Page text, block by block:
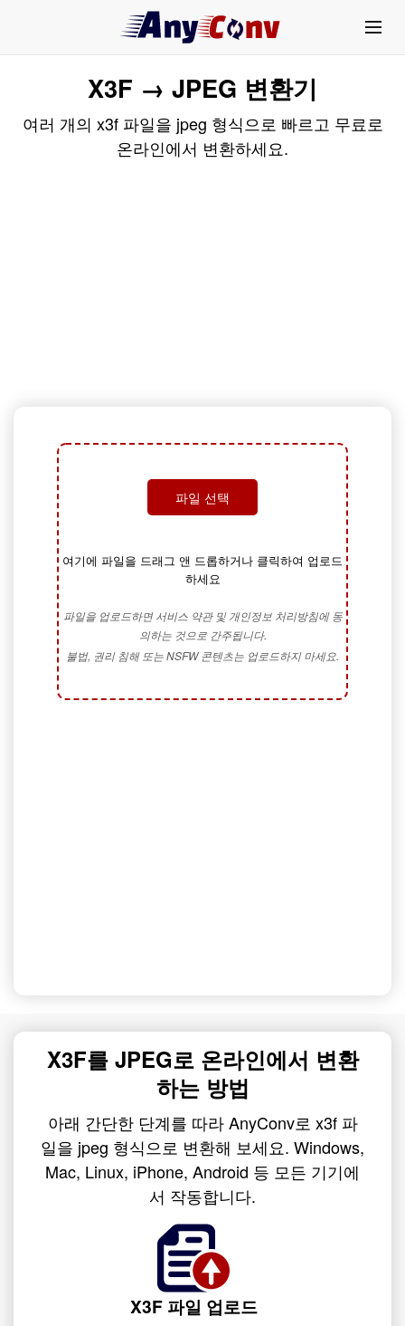
X3F → JPEG 변환기
여러 개의 x3f 파일을 jpeg 형식으로 빠르고 무료로
온라인에서 변환하세요.
파일 선택
여기에 파일을 드래그 앤 드롭하거나 클릭하여 업로드
하세요
파일을 업로드하면 서비스 약관 및 개인정보 처리방침에 동
의하는 것으로 간주됩니다.
불법, 권리 침해 또는 NSFW 콘텐츠는 업로드하지 마세요.
X3F를 JPEG로 온라인에서 변환
하는 방법
아래 간단한 단계를 따라 AnyConv로 x3f 파
일을 jpeg 형식으로 변환해 보세요. Windows,
Mac, Linux, iPhone, Android 등 모든 기기에
서 작동합니다.
X3F 파일 업로드